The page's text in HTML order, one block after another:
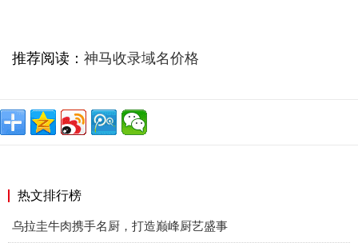
推荐阅读： 神马收录域名价格
热文排行榜
乌拉圭牛肉携手名厨，打造巅峰厨艺盛事